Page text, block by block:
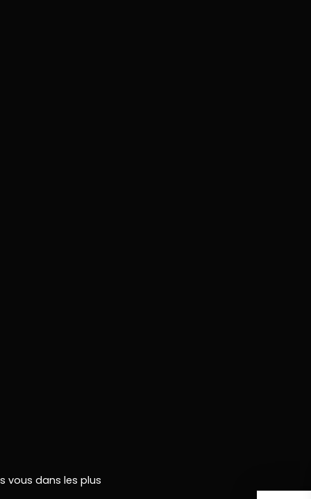
vous dans les plus